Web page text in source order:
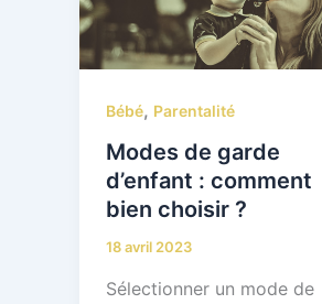
Bébé, Parentalité
Modes de garde
d’enfant : comment
bien choisir ?
18 avril 2023
Sélectionner un mode de